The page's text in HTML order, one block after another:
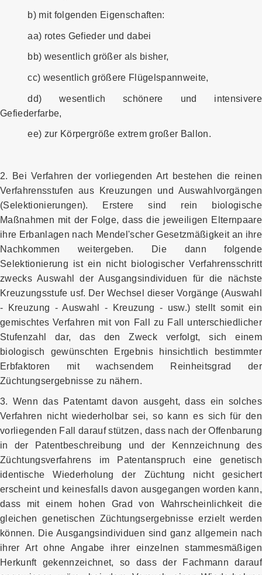
b) mit folgenden Eigenschaften:
aa) rotes Gefieder und dabei
bb) wesentlich größer als bisher,
cc) wesentlich größere Flügelspannweite,
dd) wesentlich schönere und intensivere
Gefiederfarbe,
ee) zur Körpergröße extrem großer Ballon.
2. Bei Verfahren der vorliegenden Art bestehen die reinen
Verfahrensstufen aus Kreuzungen und Auswahlvorgängen
(Selektionierungen). Erstere sind rein biologische
Maßnahmen mit der Folge, dass die jeweiligen Elternpaare
ihre Erbanlagen nach Mendel'scher Gesetzmäßigkeit an ihre
Nachkommen weitergeben. Die dann folgende
Selektionierung ist ein nicht biologischer Verfahrensschritt
zwecks Auswahl der Ausgangsindividuen für die nächste
Kreuzungsstufe usf. Der Wechsel dieser Vorgänge (Auswahl
- Kreuzung - Auswahl - Kreuzung - usw.) stellt somit ein
gemischtes Verfahren mit von Fall zu Fall unterschiedlicher
Stufenzahl dar, das den Zweck verfolgt, sich einem
biologisch gewünschten Ergebnis hinsichtlich bestimmter
Erbfaktoren mit wachsendem Reinheitsgrad der
Züchtungsergebnisse zu nähern.
3. Wenn das Patentamt davon ausgeht, dass ein solches
Verfahren nicht wiederholbar sei, so kann es sich für den
vorliegenden Fall darauf stützen, dass nach der Offenbarung
in der Patentbeschreibung und der Kennzeichnung des
Züchtungsverfahrens im Patentanspruch eine genetisch
identische Wiederholung der Züchtung nicht gesichert
erscheint und keinesfalls davon ausgegangen worden kann,
dass mit einem hohen Grad von Wahrscheinlichkeit die
gleichen genetischen Züchtungsergebnisse erzielt werden
können. Die Ausgangsindividuen sind ganz allgemein nach
ihrer Art ohne Angabe ihrer einzelnen stammesmäßigen
Herkunft gekennzeichnet, so dass der Fachmann darauf